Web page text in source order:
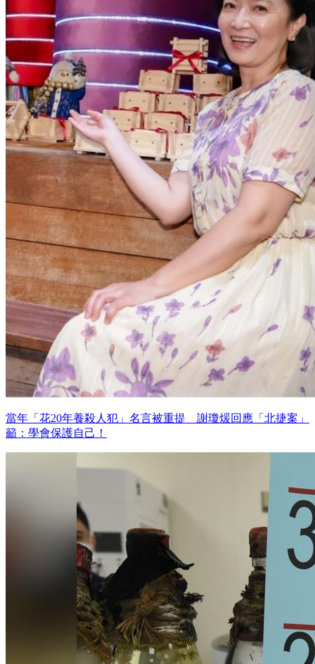
當年「花20年養殺人犯」名言被重提 謝瓊煖回應「北捷案」
籲：學會保護自己！